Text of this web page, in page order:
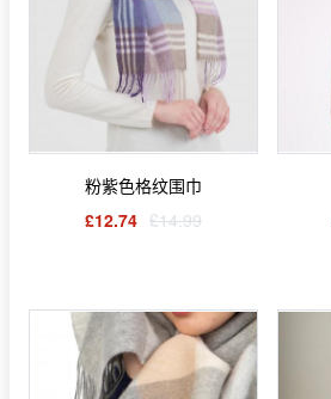
粉紫色格纹围巾
£12.74 £14.99